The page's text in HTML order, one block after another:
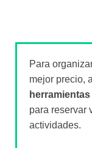
Para
mejor precio,
para reservar
actividades.